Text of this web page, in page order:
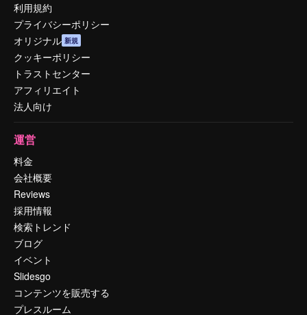
利用規約
プライバシーポリシー
オリジナル 新規
クッキーポリシー
トラストセンター
アフィリエイト
法人向け
運営
料金
会社概要
Reviews
採用情報
検索トレンド
ブログ
イベント
Slidesgo
コンテンツを販売する
プレスルーム